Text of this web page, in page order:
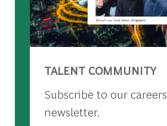
TALENT COMMUNITY
Subscribe to our careers
newsletter.